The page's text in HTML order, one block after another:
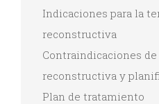
Indicaciones para la
reconstructiva
Contraindicaciones
reconstructiva y
Plan de tratamiento